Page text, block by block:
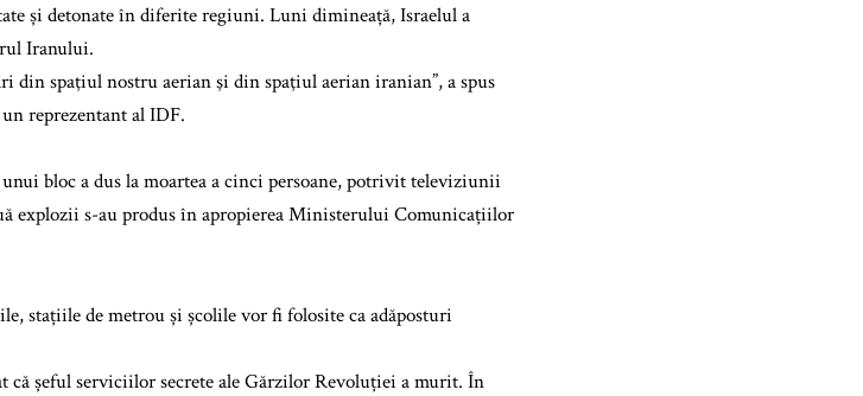
și detonate în diferite regiuni. Luni dimineață, Israelul a
Iranului.
din spaţiul nostru aerian şi din spaţiul aerian iranian”, a spus
reprezentant al IDF.
bloc a dus la moartea a cinci persoane, potrivit televiziunii
explozii s-au produs în apropierea Ministerului Comunicațiilor
stațiile de metrou și școlile vor fi folosite ca adăposturi
șeful serviciilor secrete ale Gărzilor Revoluției a murit. În